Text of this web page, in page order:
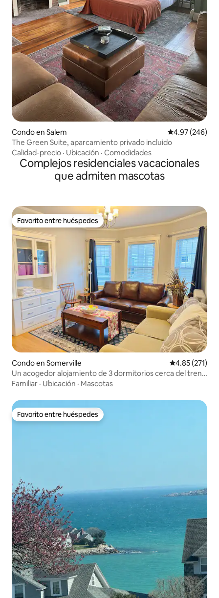
Condo en Salem Calificación
4.97 (246)
The Green Suite, aparcamiento privado incluido
Calidad-precio · Ubicación · Comodidades
Complejos residenciales vacacionales
que admiten mascotas
Favorito entre huéspedes
Favorito entre huéspedes
Condo en Somerville Calificación
4.85 (271)
Un acogedor alojamiento de 3 dormitorios cerca del tren
+ Boston y aparcamiento
Familiar · Ubicación · Mascotas
Favorito entre huéspedes
Favorito entre huéspedes